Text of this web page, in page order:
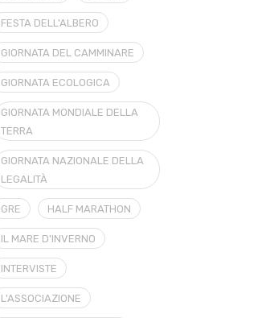
FESTA DELL'ALBERO
GIORNATA DEL CAMMINARE
GIORNATA ECOLOGICA
GIORNATA MONDIALE DELLA
TERRA
GIORNATA NAZIONALE DELLA
LEGALITÀ
GRE HALF MARATHON
IL MARE D'INVERNO
INTERVISTE
L'ASSOCIAZIONE